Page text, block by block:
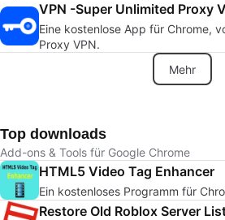
VPN -Super Unlimited Proxy
Eine kostenlose App für Chrome,
Proxy VPN.
Mehr
Top downloads
Add-ons & Tools für Google Chrome
HTML5 Video Tag Enhancer
Ein kostenloses Programm für
Restore Old Roblox Server